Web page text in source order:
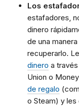
Los
estafadores,
dinero
de una
recuperarlo.
dinero a
Union o
de regalo
o Steam) y